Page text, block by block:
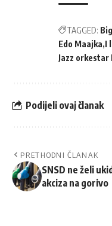
TAGGED:
Edo Maajka I
Jazz orkestar
Podijeli ovaj članak
PRETHODNI ČLANAK
SNSD ne želi
akciza na gorivo